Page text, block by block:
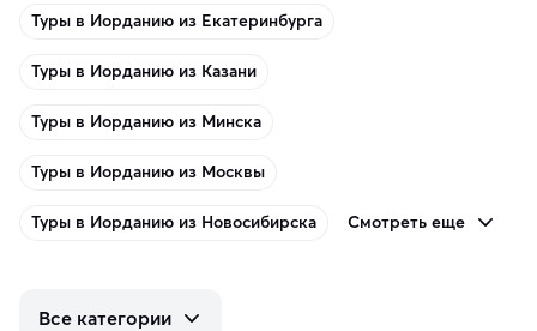
Туры в Иорданию из Екатеринбурга
Туры в Иорданию из Казани
Туры в Иорданию из Минска
Туры в Иорданию из Москвы
Туры в Иорданию из Новосибирска Смотреть еще
Все категории